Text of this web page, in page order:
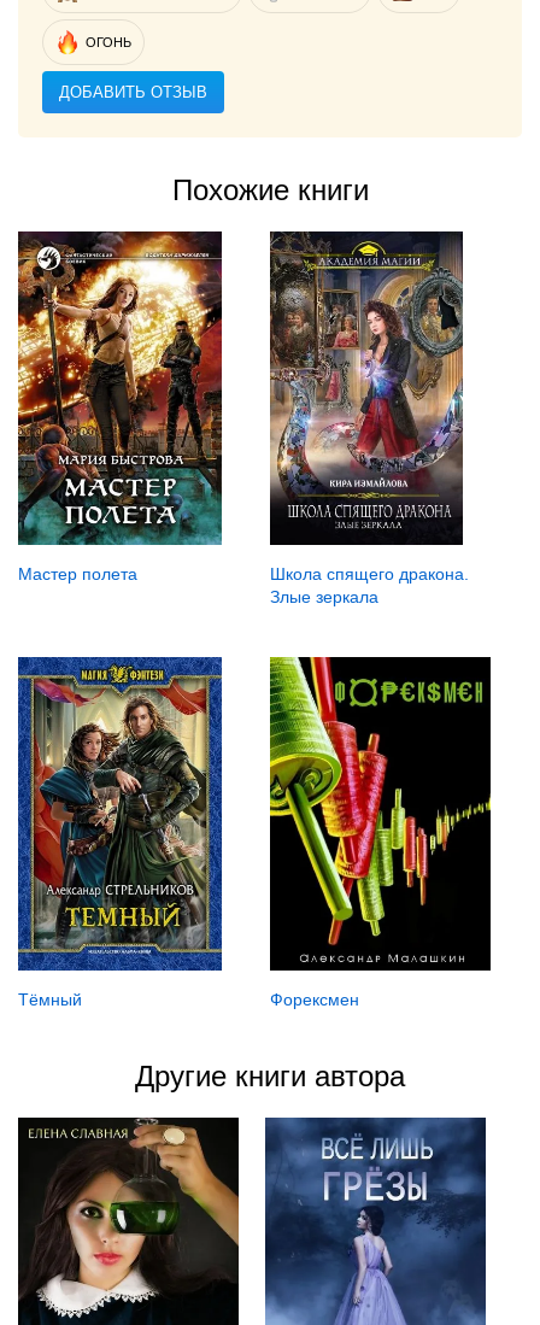
ОГОНЬ
ДОБАВИТЬ ОТЗЫВ
Похожие книги
Мастер полета
Школа спящего дракона.
Злые зеркала
Тёмный Форексмен
Другие книги автора